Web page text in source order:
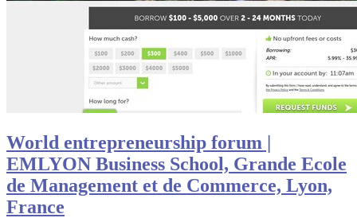
World entrep­re­neurship forum |
EMLYON Business School, Grande Ecole
de Management et de Commerce, Lyon,
France